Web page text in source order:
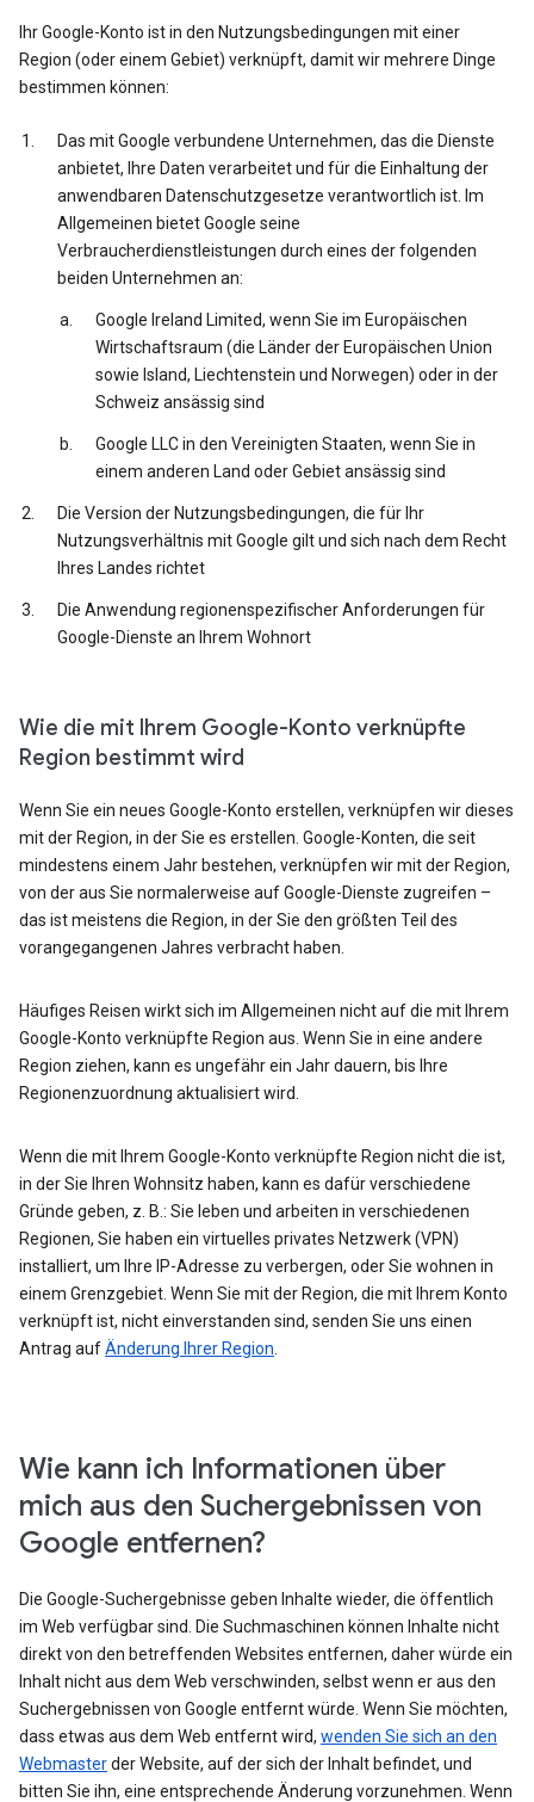
Ihr Google-Konto ist in den Nutzungsbedingungen mit einer
Region (oder einem Gebiet) verknüpft, damit wir mehrere Dinge
bestimmen können:
Das mit Google verbundene Unternehmen, das die Dienste
anbietet, Ihre Daten verarbeitet und für die Einhaltung der
anwendbaren Datenschutzgesetze verantwortlich ist. Im
Allgemeinen bietet Google seine
Verbraucherdienstleistungen durch eines der folgenden
beiden Unternehmen an:
Google Ireland Limited, wenn Sie im Europäischen
Wirtschaftsraum (die Länder der Europäischen Union
sowie Island, Liechtenstein und Norwegen) oder in der
Schweiz ansässig sind
Google LLC in den Vereinigten Staaten, wenn Sie in
einem anderen Land oder Gebiet ansässig sind
Die Version der Nutzungsbedingungen, die für Ihr
Nutzungsverhältnis mit Google gilt und sich nach dem Recht
Ihres Landes richtet
Die Anwendung regionenspezifischer Anforderungen für
Google-Dienste an Ihrem Wohnort
Wie die mit Ihrem Google-Konto verknüpfte
Region bestimmt wird
Wenn Sie ein neues Google-Konto erstellen, verknüpfen wir dieses
mit der Region, in der Sie es erstellen. Google-Konten, die seit
mindestens einem Jahr bestehen, verknüpfen wir mit der Region,
von der aus Sie normalerweise auf Google-Dienste zugreifen –
das ist meistens die Region, in der Sie den größten Teil des
vorangegangenen Jahres verbracht haben.
Häufiges Reisen wirkt sich im Allgemeinen nicht auf die mit Ihrem
Google-Konto verknüpfte Region aus. Wenn Sie in eine andere
Region ziehen, kann es ungefähr ein Jahr dauern, bis Ihre
Regionenzuordnung aktualisiert wird.
Wenn die mit Ihrem Google-Konto verknüpfte Region nicht die ist,
in der Sie Ihren Wohnsitz haben, kann es dafür verschiedene
Gründe geben, z. B.: Sie leben und arbeiten in verschiedenen
Regionen, Sie haben ein virtuelles privates Netzwerk (VPN)
installiert, um Ihre IP-Adresse zu verbergen, oder Sie wohnen in
einem Grenzgebiet. Wenn Sie mit der Region, die mit Ihrem Konto
verknüpft ist, nicht einverstanden sind, senden Sie uns einen
Antrag aufÄnderung Ihrer Region
Wie kann ich Informationen über
mich aus den Suchergebnissen von
Google entfernen?
Die Google-Suchergebnisse geben Inhalte wieder, die öffentlich
im Web verfügbar sind. Die Suchmaschinen können Inhalte nicht
direkt von den betreffenden Websites entfernen, daher würde ein
Inhalt nicht aus dem Web verschwinden, selbst wenn er aus den
Suchergebnissen von Google entfernt würde. Wenn Sie möchten,
dass etwas aus dem Web entfernt wird, wenden Sie sich an den
Webmasterder Website, auf der sich der Inhalt befindet, und
bitten Sie ihn, eine entsprechende Änderung vorzunehmen. Wenn